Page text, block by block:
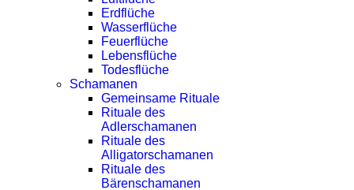
Erdflüche
Wasserflüche
Feuerflüche
Lebensflüche
Todesflüche
Schamanen
Gemeinsame Rituale
Rituale des
Adlerschamanen
Rituale des
Alligatorschamanen
Rituale des
Bärenschamanen